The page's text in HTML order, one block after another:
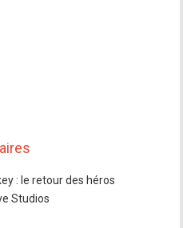
: le retour des héros
Studios